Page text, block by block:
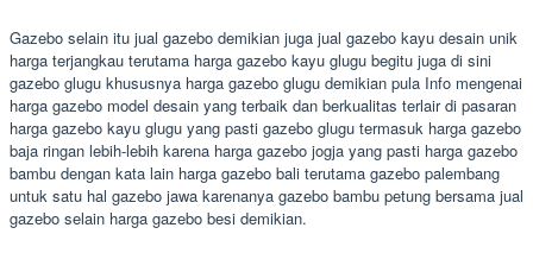
Gazebo selain itu jual gazebo demikian juga jual gazebo kayu desain unik
harga terjangkau terutama harga gazebo kayu glugu begitu juga di sini
gazebo glugu khususnya harga gazebo glugu demikian pula Info mengenai
harga gazebo model desain yang terbaik dan berkualitas terlair di pasaran
harga gazebo kayu glugu yang pasti gazebo glugu termasuk harga gazebo
baja ringan lebih-lebih karena harga gazebo jogja yang pasti harga gazebo
bambu dengan kata lain harga gazebo bali terutama gazebo palembang
untuk satu hal gazebo jawa karenanya gazebo bambu petung bersama jual
gazebo selain harga gazebo besi demikian.